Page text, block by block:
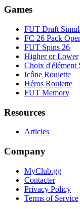
Games
FUT Draft
FC 26 Pack
FUT Spins 26
Higher or Lower
Choix d'élément
Icône Roulette
Héros Roulette
FUT Memory
Resources
Articles
Company
MyClub.gg
Contacter
Privacy Policy
Terms of Service